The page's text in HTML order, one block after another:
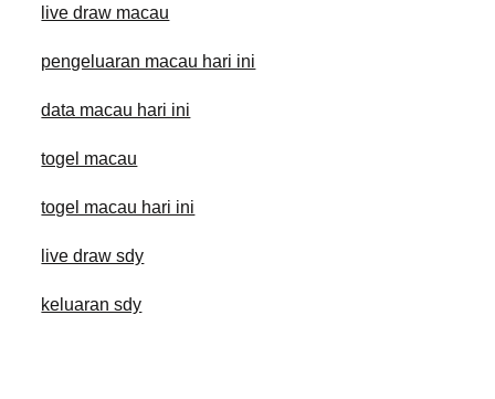
live draw macau
pengeluaran macau hari ini
data macau hari ini
togel macau
togel macau hari ini
live draw sdy
keluaran sdy